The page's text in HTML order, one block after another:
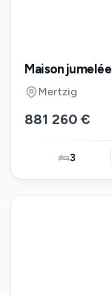
Maison jumelée
Mertzig
881 260 €
3